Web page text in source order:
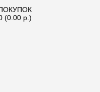
(0.00 р.)